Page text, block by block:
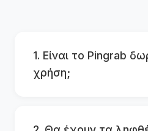
1. Είναι το Pingrab
χρήση;